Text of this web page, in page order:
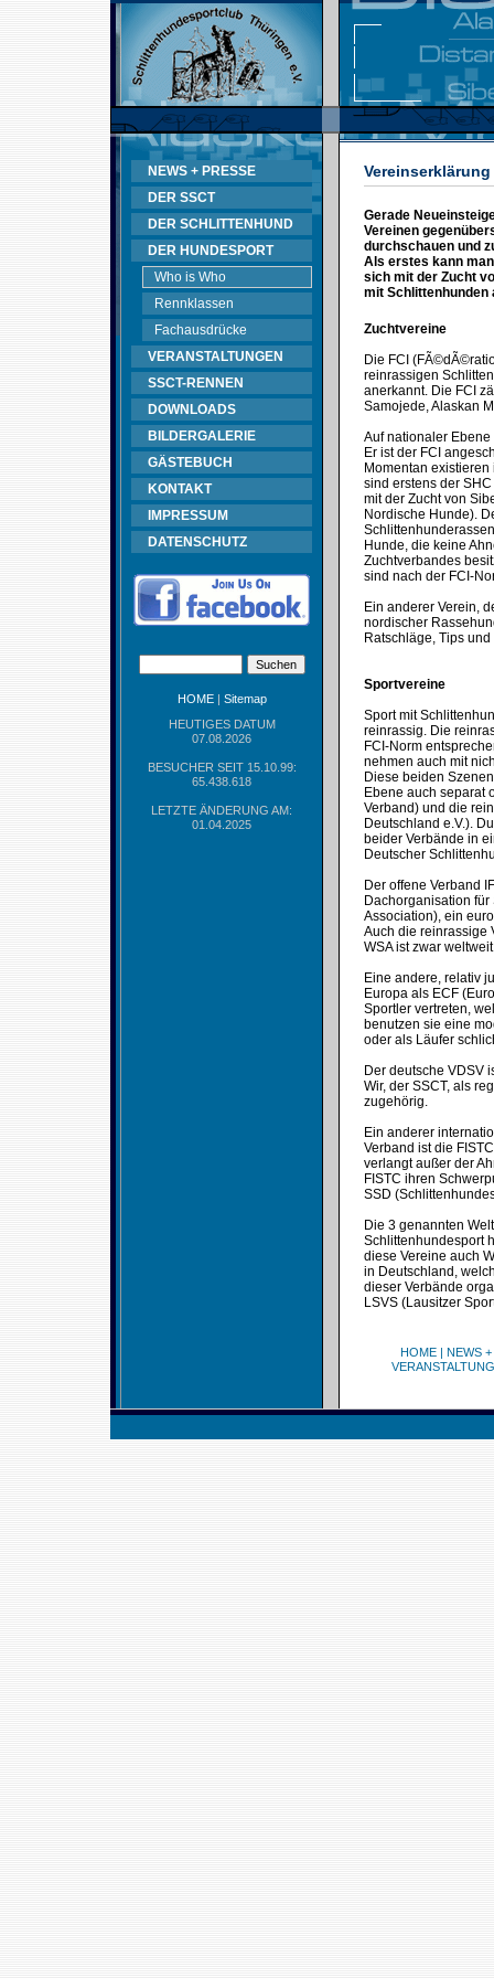
NEWS + PRESSE
DER SSCT
DER SCHLITTENHUND
DER HUNDESPORT
Who is Who
Rennklassen
Fachausdrücke
VERANSTALTUNGEN
SSCT-RENNEN
DOWNLOADS
BILDERGALERIE
GÄSTEBUCH
KONTAKT
IMPRESSUM
DATENSCHUTZ
HOME| Sitemap
HEUTIGES DATUM
07.08.2026
BESUCHER SEIT 15.10.99:
65.438.618
LETZTE ÄNDERUNG AM:
01.04.2025
Vereinserklärung
Gerade
Vereinen
durchschauen und
Als erstes kann
sich mit der Zucht
mit Schlittenhunden
Zuchtvereine
Die FCI
reinrassigen
anerkannt. Die FCI
Samojede, Alaskan
Auf nationaler
Er ist der FCI
Momentan
sind erstens der
mit der Zucht von
Nordische Hunde).
Hunde, die keine
Zuchtverbandes
sind nach der FCI-
Ein anderer Verein,
nordischer
Ratschläge, Tips
Sportvereine
Sport mit
reinrassig. Die
FCI-Norm
nehmen auch mit
Diese beiden
Ebene auch separat
Verband) und die
Deutschland e.V.).
beider Verbände in
Deutscher
Der offene Verband
Dachorganisation
Association), ein
Auch die reinrassige
WSA ist zwar
Eine andere, relativ
Europa als ECF
Sportler vertreten,
benutzen sie eine
oder als Läufer
Der deutsche VDSV
Wir, der SSCT, als
zugehörig.
Ein anderer
Verband ist die
verlangt außer der
FISTC ihren
SSD
Die 3 genannten
Schlittenhundesport
diese Vereine auch
in Deutschland,
dieser Verbände
LSVS (Lausitzer
HOME| NEWS